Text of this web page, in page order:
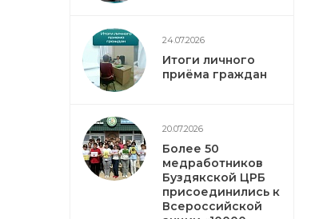
24.07.2026
Итоги личного
приёма граждан
20.07.2026
Более 50
медработников
Буздякской ЦРБ
присоединились к
Всероссийской